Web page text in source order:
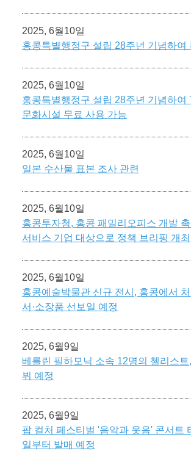
2025, 6월10일
홍콩특별행정구 설립 28주년 기념하여
2025, 6월10일
홍콩특별행정구 설립 28주년 기념하여
문화시설 무료 사용 가능
2025, 6월10일
일본 수산물 표본 조사 관련
2025, 6월10일
홍콩투자청, 홍콩 패밀리오피스 개발
서비스 기업 대상으로 정책 브리핑 개최
2025, 6월10일
홍콩예술박물관 신규 전시, 홍콩에서
서·소장품 선보일 예정
2025, 6월9일
베를린 필하모닉 소속 12명의 첼리스트
뷔 예정
2025, 6월9일
팝 컬처 페스티벌 '음악과 웃음' 콘서트
일부터 발매 예정